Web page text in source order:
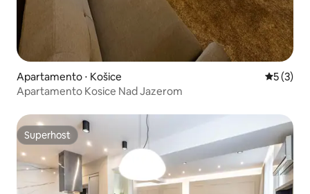
Apartamento ⋅ Košice 5 de
5 (3)
Apartamento Kosice Nad Jazerom
Superhost
Superhost